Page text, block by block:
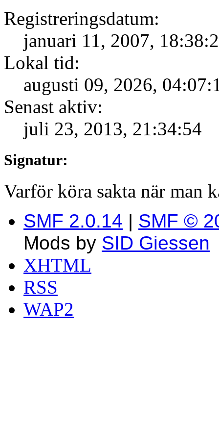
Registreringsdatum:
januari 11, 2007,
Lokal tid:
augusti 09, 2026,
Senast aktiv:
juli 23, 2013, 21:34:54
Signatur:
Varför köra sakta när man
SMF 2.0.14 | SMF ©
Mods by SID Giessen
XHTML
RSS
WAP2